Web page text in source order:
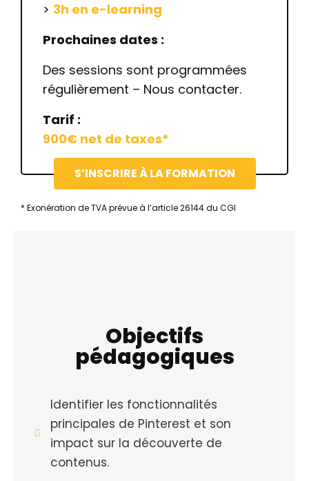
> 3h en e-learning
Prochaines dates :
Des sessions sont programmées
régulièrement – Nous contacter.
Tarif :
900€ net de taxes*
S’INSCRIRE À LA FORMATION
* Exonération de TVA prévue à l’article 26144 du CGI
Objectifs
pédagogiques
Identifier les fonctionnalités
principales de Pinterest et son
impact sur la découverte de
contenus.